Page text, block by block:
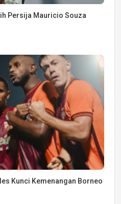
Persija Mauricio Souza
Kunci Kemenangan Borneo